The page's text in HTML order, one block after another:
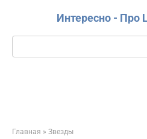
Интересно - Про
Поиск:
Главная » Звезды